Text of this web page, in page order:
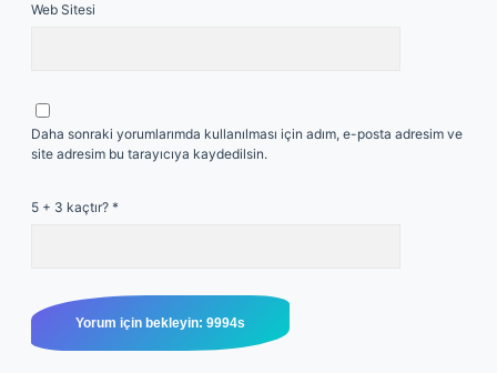
Web Sitesi
Daha sonraki yorumlarımda kullanılması için adım, e-posta adresim ve
site adresim bu tarayıcıya kaydedilsin.
5 + 3 kaçtır? *